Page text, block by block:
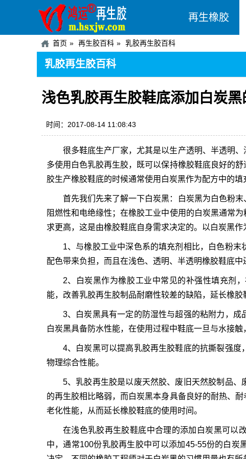
再生橡胶
首页 再生胶百科 乳胶再生胶百科
乳胶再生胶百科
浅色乳胶再生胶鞋底添加白炭黑
时间：2017-08-14 11:08:43
很多鞋底生产厂家，尤其是以生产透明、半透明
多使用白色乳胶再生胶，既可以保持橡胶鞋底良好的
胶生产橡胶鞋底的时候通常使用白炭黑作为配方中的
首先我们先来了解一下白炭黑：白炭黑为白色粉
阻燃性和电绝缘性；在橡胶工业中使用的白炭黑通常
求更高，这是由橡胶鞋底自身需求决定的。以白炭黑
1、与橡胶工业中深色系的填充剂相比，白色粉
配色带来负担，而且在浅色、透明、半透明橡胶鞋底
2、白炭黑作为橡胶工业中常见的补强性填充剂
能，改善乳胶再生胶制品耐磨性较差的缺陷，延长橡胶
3、白炭黑具有一定的防湿性与超强的粘附力，
白炭黑具备防水性能，在使用过程中鞋底一旦与水接触
4、白炭黑可以提高乳胶再生胶鞋底的抗撕裂强
物理综合性能。
5、乳胶再生胶是以废天然胶、废旧天然胶制品、
的再生胶相比略弱，而白炭黑本身具备良好的耐热、
老化性能，从而延长橡胶鞋底的使用时间。
在浅色乳胶再生胶鞋底中合理的添加白炭黑可以
中，通常100份乳胶再生胶中可以添加45-55份的白